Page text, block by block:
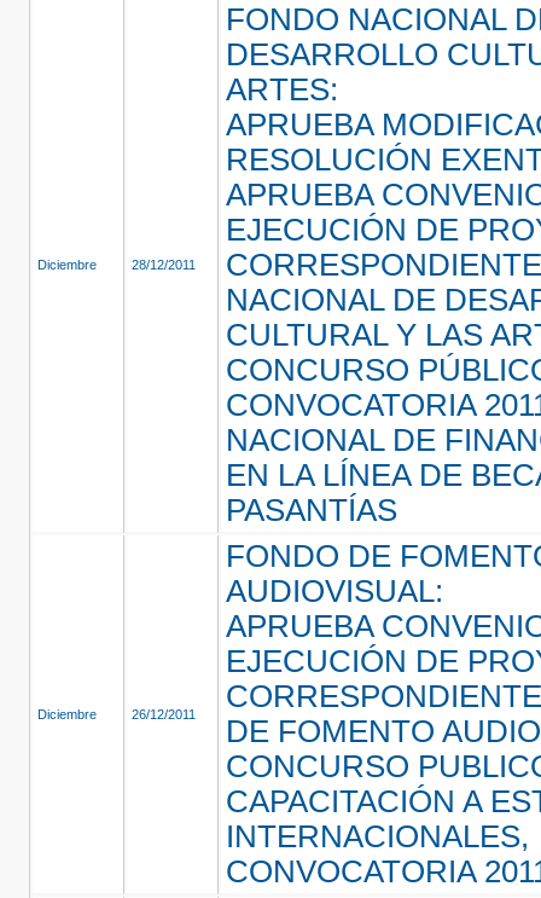
Diciembre 28/12/2011
FONDO NACIONAL
DESARROLLO
ARTES:
APRUEBA
RESOLUCIÓN
APRUEBA
EJECUCIÓN DE
NACIONAL DE
CULTURAL Y LAS
CONCURSO
CONVOCATORIA
NACIONAL DE
EN LA LÍNEA DE
PASANTÍAS
Diciembre 26/12/2011
FONDO DE
AUDIOVISUAL:
APRUEBA
EJECUCIÓN DE
DE FOMENTO
CONCURSO
CAPACITACIÓN A
INTERNACIONALES,
CONVOCATORIA